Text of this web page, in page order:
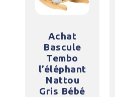
Achat
Bascule
Tembo
l’éléphant
Nattou
Gris Bébé